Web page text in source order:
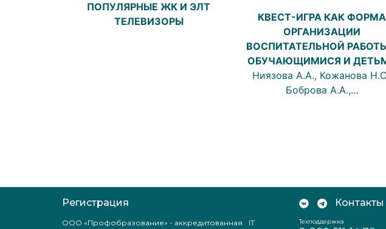
ПОПУЛЯРНЫЕ ЖК И ЭЛТ
ТЕЛЕВИЗОРЫ
КВЕСТ-ИГРА КАК ФОРМА
ОРГАНИЗАЦИИ
ВОСПИТАТЕЛЬНОЙ
ОБУЧАЮЩИМИСЯ И
Ниязова А.А., Кожанова
Боброва А.А.,…
Регистрация
ООО «Профобразование» - аккредитованная IT
Контакты
Техподдержка